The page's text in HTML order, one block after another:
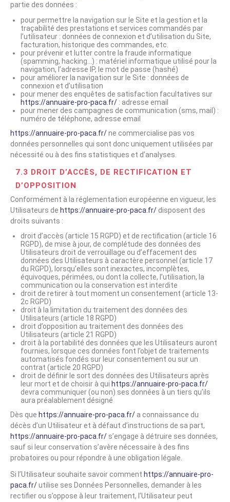
partie des données :
pour permettre la navigation sur le Site et la gestion et la
traçabilité des prestations et services commandés par
l’utilisateur : données de connexion et d’utilisation du Site,
facturation, historique des commandes, etc.
pour prévenir et lutter contre la fraude informatique
(spamming, hacking…) : matériel informatique utilisé pour la
navigation, l’adresse IP, le mot de passe (hashé)
pour améliorer la navigation sur le Site : données de
connexion et d’utilisation
pour mener des enquêtes de satisfaction facultatives sur
https://annuaire-pro-paca.fr/ : adresse email
pour mener des campagnes de communication (sms, mail) :
numéro de téléphone, adresse email
https://annuaire-pro-paca.fr/ne commercialise pas vos
données personnelles qui sont donc uniquement utilisées par
nécessité ou à des fins statistiques et d’analyses.
7.3 DROIT D’ACCÈS, DE RECTIFICATION ET
D’OPPOSITION
Conformément à la réglementation européenne en vigueur, les
Utilisateurs de https://annuaire-pro-paca.fr/ disposent des
droits suivants :
droit d’accès (article 15 RGPD) et de rectification (article 16
RGPD), de mise à jour, de complétude des données des
Utilisateurs droit de verrouillage ou d’effacement des
données des Utilisateurs à caractère personnel (article 17
du RGPD), lorsqu’elles sont inexactes, incomplètes,
équivoques, périmées, ou dont la collecte, l’utilisation, la
communication ou la conservation est interdite
droit de retirer à tout moment un consentement (article 13-
2c RGPD)
droit à la limitation du traitement des données des
Utilisateurs (article 18 RGPD)
droit d’opposition au traitement des données des
Utilisateurs (article 21 RGPD)
droit à la portabilité des données que les Utilisateurs auront
fournies, lorsque ces données font l’objet de traitements
automatisés fondés sur leur consentement ou sur un
contrat (article 20 RGPD)
droit de définir le sort des données des Utilisateurs après
leur mort et de choisir à qui https://annuaire-pro-paca.fr/
devra communiquer (ou non) ses données à un tiers qu’ils
aura préalablement désigné
Dès que https://annuaire-pro-paca.fr/ a connaissance du
décès d’un Utilisateur et à défaut d’instructions de sa part,
https://annuaire-pro-paca.fr/ s’engage à détruire ses données,
sauf si leur conservation s’avère nécessaire à des fins
probatoires ou pour répondre à une obligation légale.
Si l’Utilisateur souhaite savoir comment https://annuaire-pro-
paca.fr/utilise ses Données Personnelles, demander à les
rectifier ou s’oppose à leur traitement, l’Utilisateur peut